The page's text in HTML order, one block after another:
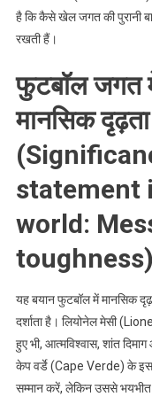
है कि कैसे खेल जगत की पुरानी
रखती हैं।
फुटबॉल जगत
मानसिक
statement
world:
toughness)
यह बयान फुटबॉल में मानसिक
दर्शाता है। लियोनेल मेसी
हुए भी, आत्मविश्वास, शांत
केप वर्डे (Cape Verde) के इस
सम्मान करें, लेकिन उससे